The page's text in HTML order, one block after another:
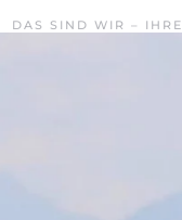
DAS SIND WIR – IHRE